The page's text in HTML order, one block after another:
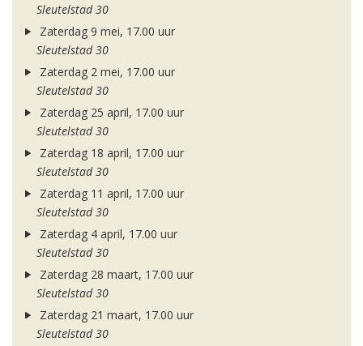
Sleutelstad 30
Zaterdag 9 mei, 17.00 uur
Sleutelstad 30
Zaterdag 2 mei, 17.00 uur
Sleutelstad 30
Zaterdag 25 april, 17.00 uur
Sleutelstad 30
Zaterdag 18 april, 17.00 uur
Sleutelstad 30
Zaterdag 11 april, 17.00 uur
Sleutelstad 30
Zaterdag 4 april, 17.00 uur
Sleutelstad 30
Zaterdag 28 maart, 17.00 uur
Sleutelstad 30
Zaterdag 21 maart, 17.00 uur
Sleutelstad 30